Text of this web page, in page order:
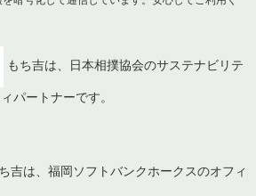
もち吉は、日本相撲協会のサステナビリテ
ィパートナーです。
吉は、福岡ソフトバンクホークスのオフィ